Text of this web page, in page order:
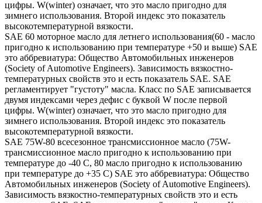
цифры. W(winter) означает, что это масло пригодно для
зимнего использования. Второй индекс это показатель
высокотемпературной вязкости.
SAE 60 моторное масло для летнего использования(60 - масло
пригодно к использованию при температуре +50 и выше) SAE
это аббревиатура: Общество Автомобильных инженеров
(Society of Automotive Engineers). Зависимость вязкостно-
температурных свойств это и есть показатель SAE. SAE
регламентирует "густоту" масла. Класс по SAE записывается
двумя индексами через дефис с буквой W после первой
цифры. W(winter) означает, что это масло пригодно для
зимнего использования. Второй индекс это показатель
высокотемпературной вязкости.
SAE 75W-80 всесезонное трансмиссионное масло (75W-
трансмиссионное масло пригодно к использованию при
температуре до -40 С, 80 масло пригодно к использованию
при температуре до +35 С) SAE это аббревиатура: Общество
Автомобильных инженеров (Society of Automotive Engineers).
Зависимость вязкостно-температурных свойств это и есть